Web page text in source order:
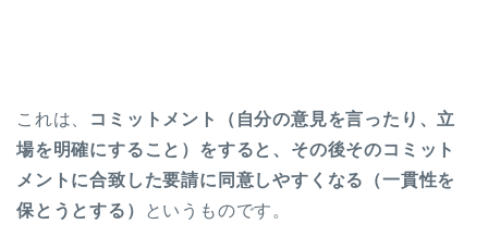
これは、
コミットメント（自分の意見を言ったり、立
場を明確にすること）をすると、その後そのコミット
メントに合致した要請に同意しやすくなる（一貫性を
保とうとする）
というものです。